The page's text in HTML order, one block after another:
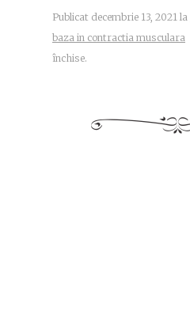
Publicat decembrie 13, 2021 la
baza in contractia musculara
închise.